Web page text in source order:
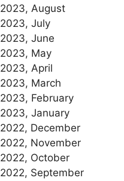
2023, August
2023, July
2023, June
2023, May
2023, April
2023, March
2023, February
2023, January
2022, December
2022, November
2022, October
2022, September